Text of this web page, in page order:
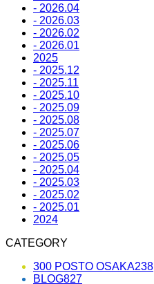
- 2026.04
- 2026.03
- 2026.02
- 2026.01
2025
- 2025.12
- 2025.11
- 2025.10
- 2025.09
- 2025.08
- 2025.07
- 2025.06
- 2025.05
- 2025.04
- 2025.03
- 2025.02
- 2025.01
2024
CATEGORY
300 POSTO OSAKA238
BLOG827